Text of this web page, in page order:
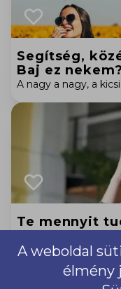
Segítség,
Baj ez nekem?
A nagy a nagy, a
Te mennyit
Rád is hatással van
A weboldal
élmény